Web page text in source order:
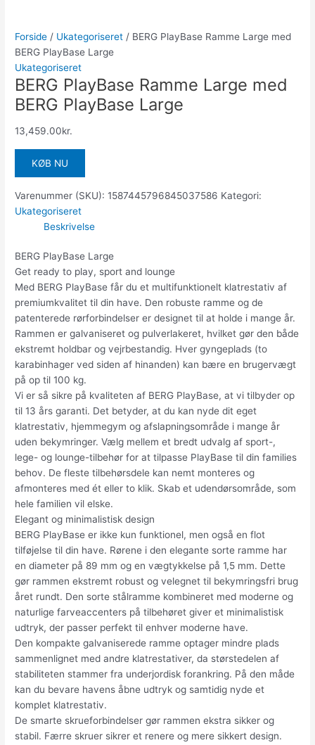
Forside / Ukategoriseret / BERG PlayBase Ramme Large med
BERG PlayBase Large
Ukategoriseret
BERG PlayBase Ramme Large med
BERG PlayBase Large
13,459.00kr.
KØB NU
Varenummer (SKU):1587445796845037586 Kategori:
Ukategoriseret
Beskrivelse
BERG PlayBase Large
Get ready to play, sport and lounge
Med BERG PlayBase får du et multifunktionelt klatrestativ af
premiumkvalitet til din have. Den robuste ramme og de
patenterede rørforbindelser er designet til at holde i mange år.
Rammen er galvaniseret og pulverlakeret, hvilket gør den både
ekstremt holdbar og vejrbestandig. Hver gyngeplads (to
karabinhager ved siden af hinanden) kan bære en brugervægt
på op til 100 kg.
Vi er så sikre på kvaliteten af BERG PlayBase, at vi tilbyder op
til 13 års garanti. Det betyder, at du kan nyde dit eget
klatrestativ, hjemmegym og afslapningsområde i mange år
uden bekymringer. Vælg mellem et bredt udvalg af sport-,
lege- og lounge-tilbehør for at tilpasse PlayBase til din families
behov. De fleste tilbehørsdele kan nemt monteres og
afmonteres med ét eller to klik. Skab et udendørsområde, som
hele familien vil elske.
Elegant og minimalistisk design
BERG PlayBase er ikke kun funktionel, men også en flot
tilføjelse til din have. Rørene i den elegante sorte ramme har
en diameter på 89 mm og en vægtykkelse på 1,5 mm. Dette
gør rammen ekstremt robust og velegnet til bekymringsfri brug
året rundt. Den sorte stålramme kombineret med moderne og
naturlige farveaccenters på tilbehøret giver et minimalistisk
udtryk, der passer perfekt til enhver moderne have.
Den kompakte galvaniserede ramme optager mindre plads
sammenlignet med andre klatrestativer, da størstedelen af
stabiliteten stammer fra underjordisk forankring. På den måde
kan du bevare havens åbne udtryk og samtidig nyde et
komplet klatrestativ.
De smarte skrueforbindelser gør rammen ekstra sikker og
stabil. Færre skruer sikrer et renere og mere sikkert design.